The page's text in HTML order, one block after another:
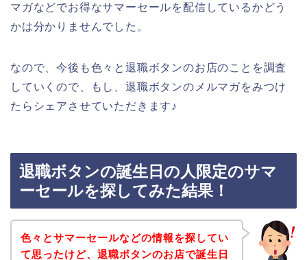
マガなどでお得なサマーセールを配信しているかどう
かは分かりませんでした。
なので、今後も色々と退職ボタンのお店のことを調査
していくので、もし、退職ボタンのメルマガをみつけ
たらシェアさせていただきます♪
退職ボタンの誕生日の人限定のサマ
ーセールを探してみた結果！
色々とサマーセールなどの情報を探してい
て思ったけど、退職ボタンのお店で誕生日